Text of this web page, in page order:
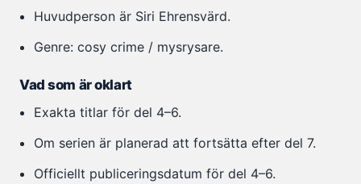
Huvudperson är Siri Ehrensvärd.
Genre: cosy crime / mysrysare.
Vad som är oklart
Exakta titlar för del 4–6.
Om serien är planerad att fortsätta efter del 7.
Officiellt publiceringsdatum för del 4–6.